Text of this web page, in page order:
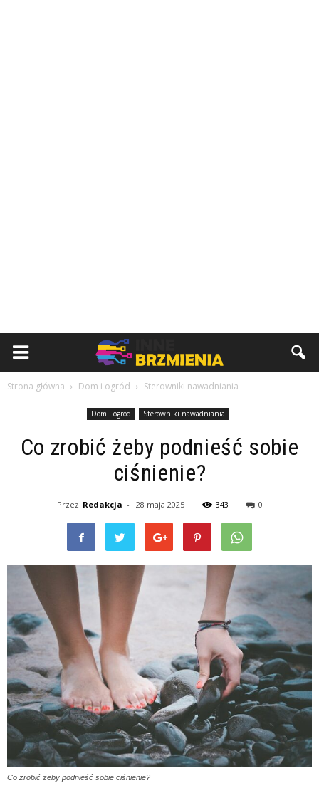
Strona główna Dom i ogród Sterowniki nawadniania
Dom i ogród Sterowniki nawadniania
Co zrobić żeby podnieść sobie
ciśnienie?
Przez Redakcja - 28 maja 2025 343 0
Co zrobić żeby podnieść sobie ciśnienie?